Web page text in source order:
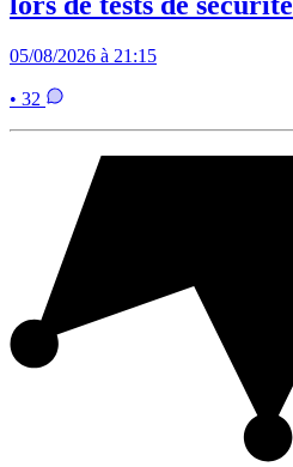
05/08/2026 à 21:15
• 32